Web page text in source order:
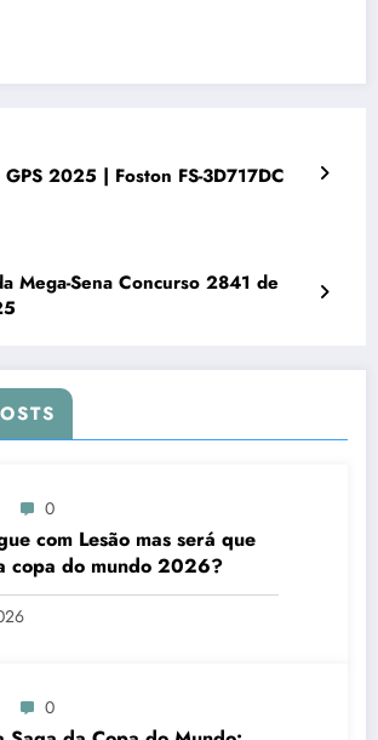
FS-3D717DC
Mega-Sena Concurso 2841 de
0
com Lesão mas será que
copa do mundo 2026?
0